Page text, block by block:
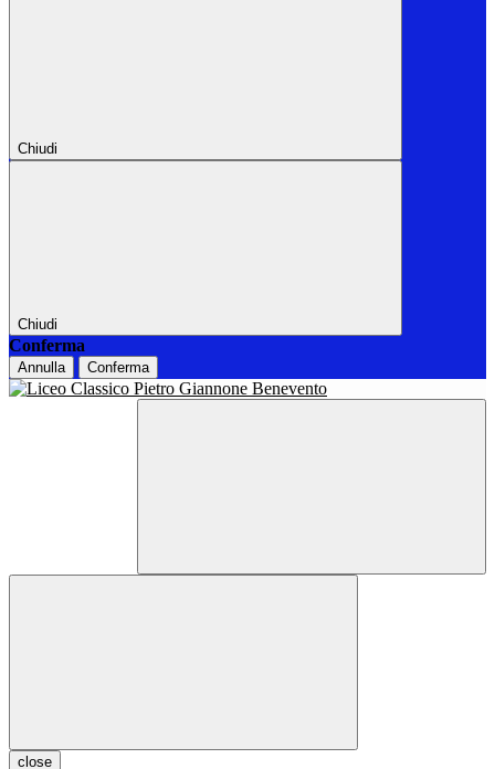
Chiudi
Chiudi
Conferma
Annulla Conferma
close